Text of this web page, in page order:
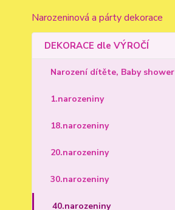
Narozeninová a párty dekorace
DEKORACE dle VÝROČÍ
Narození dítěte, Baby shower
1.narozeniny
18.narozeniny
20.narozeniny
30.narozeniny
40.narozeniny